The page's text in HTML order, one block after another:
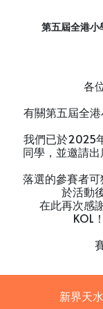
第五屆全港
各
有關第五屆全
我們已於2025
同學，並邀請
落選的參賽者
於活動
在此再次感
KOL
新界天